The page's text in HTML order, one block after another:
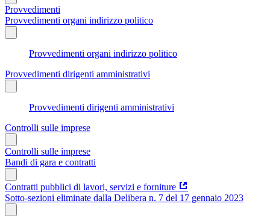
Provvedimenti
Provvedimenti organi indirizzo politico
Provvedimenti organi indirizzo politico
Provvedimenti dirigenti amministrativi
Provvedimenti dirigenti amministrativi
Controlli sulle imprese
Controlli sulle imprese
Bandi di gara e contratti
Contratti pubblici di lavori, servizi e forniture
Sotto-sezioni eliminate dalla Delibera n. 7 del 17 gennaio 2023